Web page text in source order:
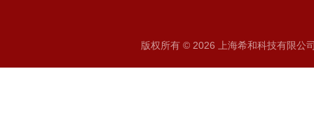
版权所有 © 2026 上海希和科技有限公